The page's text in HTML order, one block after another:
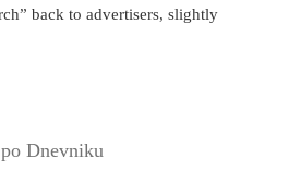
back to advertisers, slightly
Dnevniku